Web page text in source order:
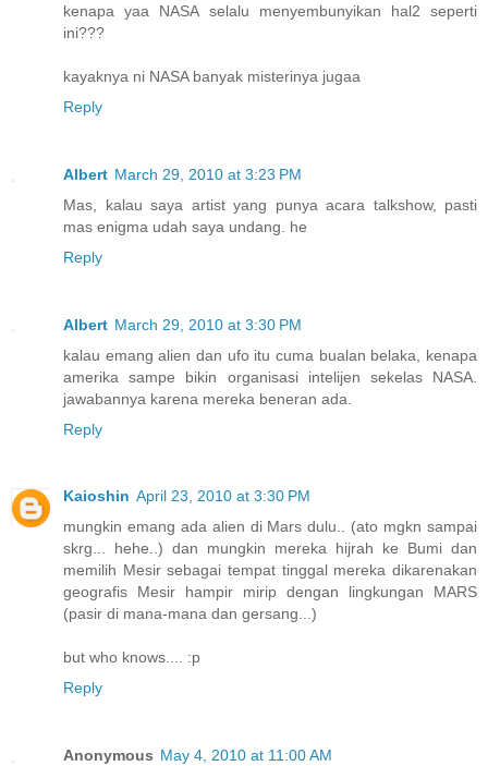
kenapa yaa NASA selalu menyembunyikan hal2 seperti
ini???
kayaknya ni NASA banyak misterinya jugaa
Reply
Albert March 29, 2010 at 3:23 PM
Mas, kalau saya artist yang punya acara talkshow, pasti
mas enigma udah saya undang. he
Reply
Albert March 29, 2010 at 3:30 PM
kalau emang alien dan ufo itu cuma bualan belaka, kenapa
amerika sampe bikin organisasi intelijen sekelas NASA.
jawabannya karena mereka beneran ada.
Reply
Kaioshin April 23, 2010 at 3:30 PM
mungkin emang ada alien di Mars dulu.. (ato mgkn sampai
skrg... hehe..) dan mungkin mereka hijrah ke Bumi dan
memilih Mesir sebagai tempat tinggal mereka dikarenakan
geografis Mesir hampir mirip dengan lingkungan MARS
(pasir di mana-mana dan gersang...)
but who knows.... :p
Reply
Anonymous May 4, 2010 at 11:00 AM